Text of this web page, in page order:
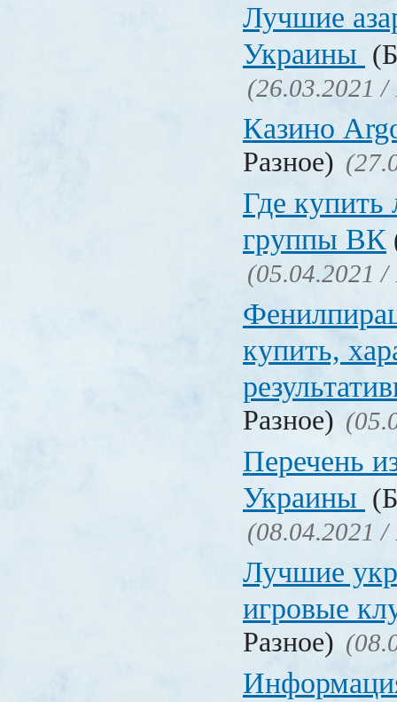
Лучшие
Украины
(26.03.2021 /
Казино
Разное)
Где купить
группы ВК
(05.04.2021 /
купить,
Разное)
Перечень
Украины
(08.04.2021 /
Лучшие
игровые
Разное)